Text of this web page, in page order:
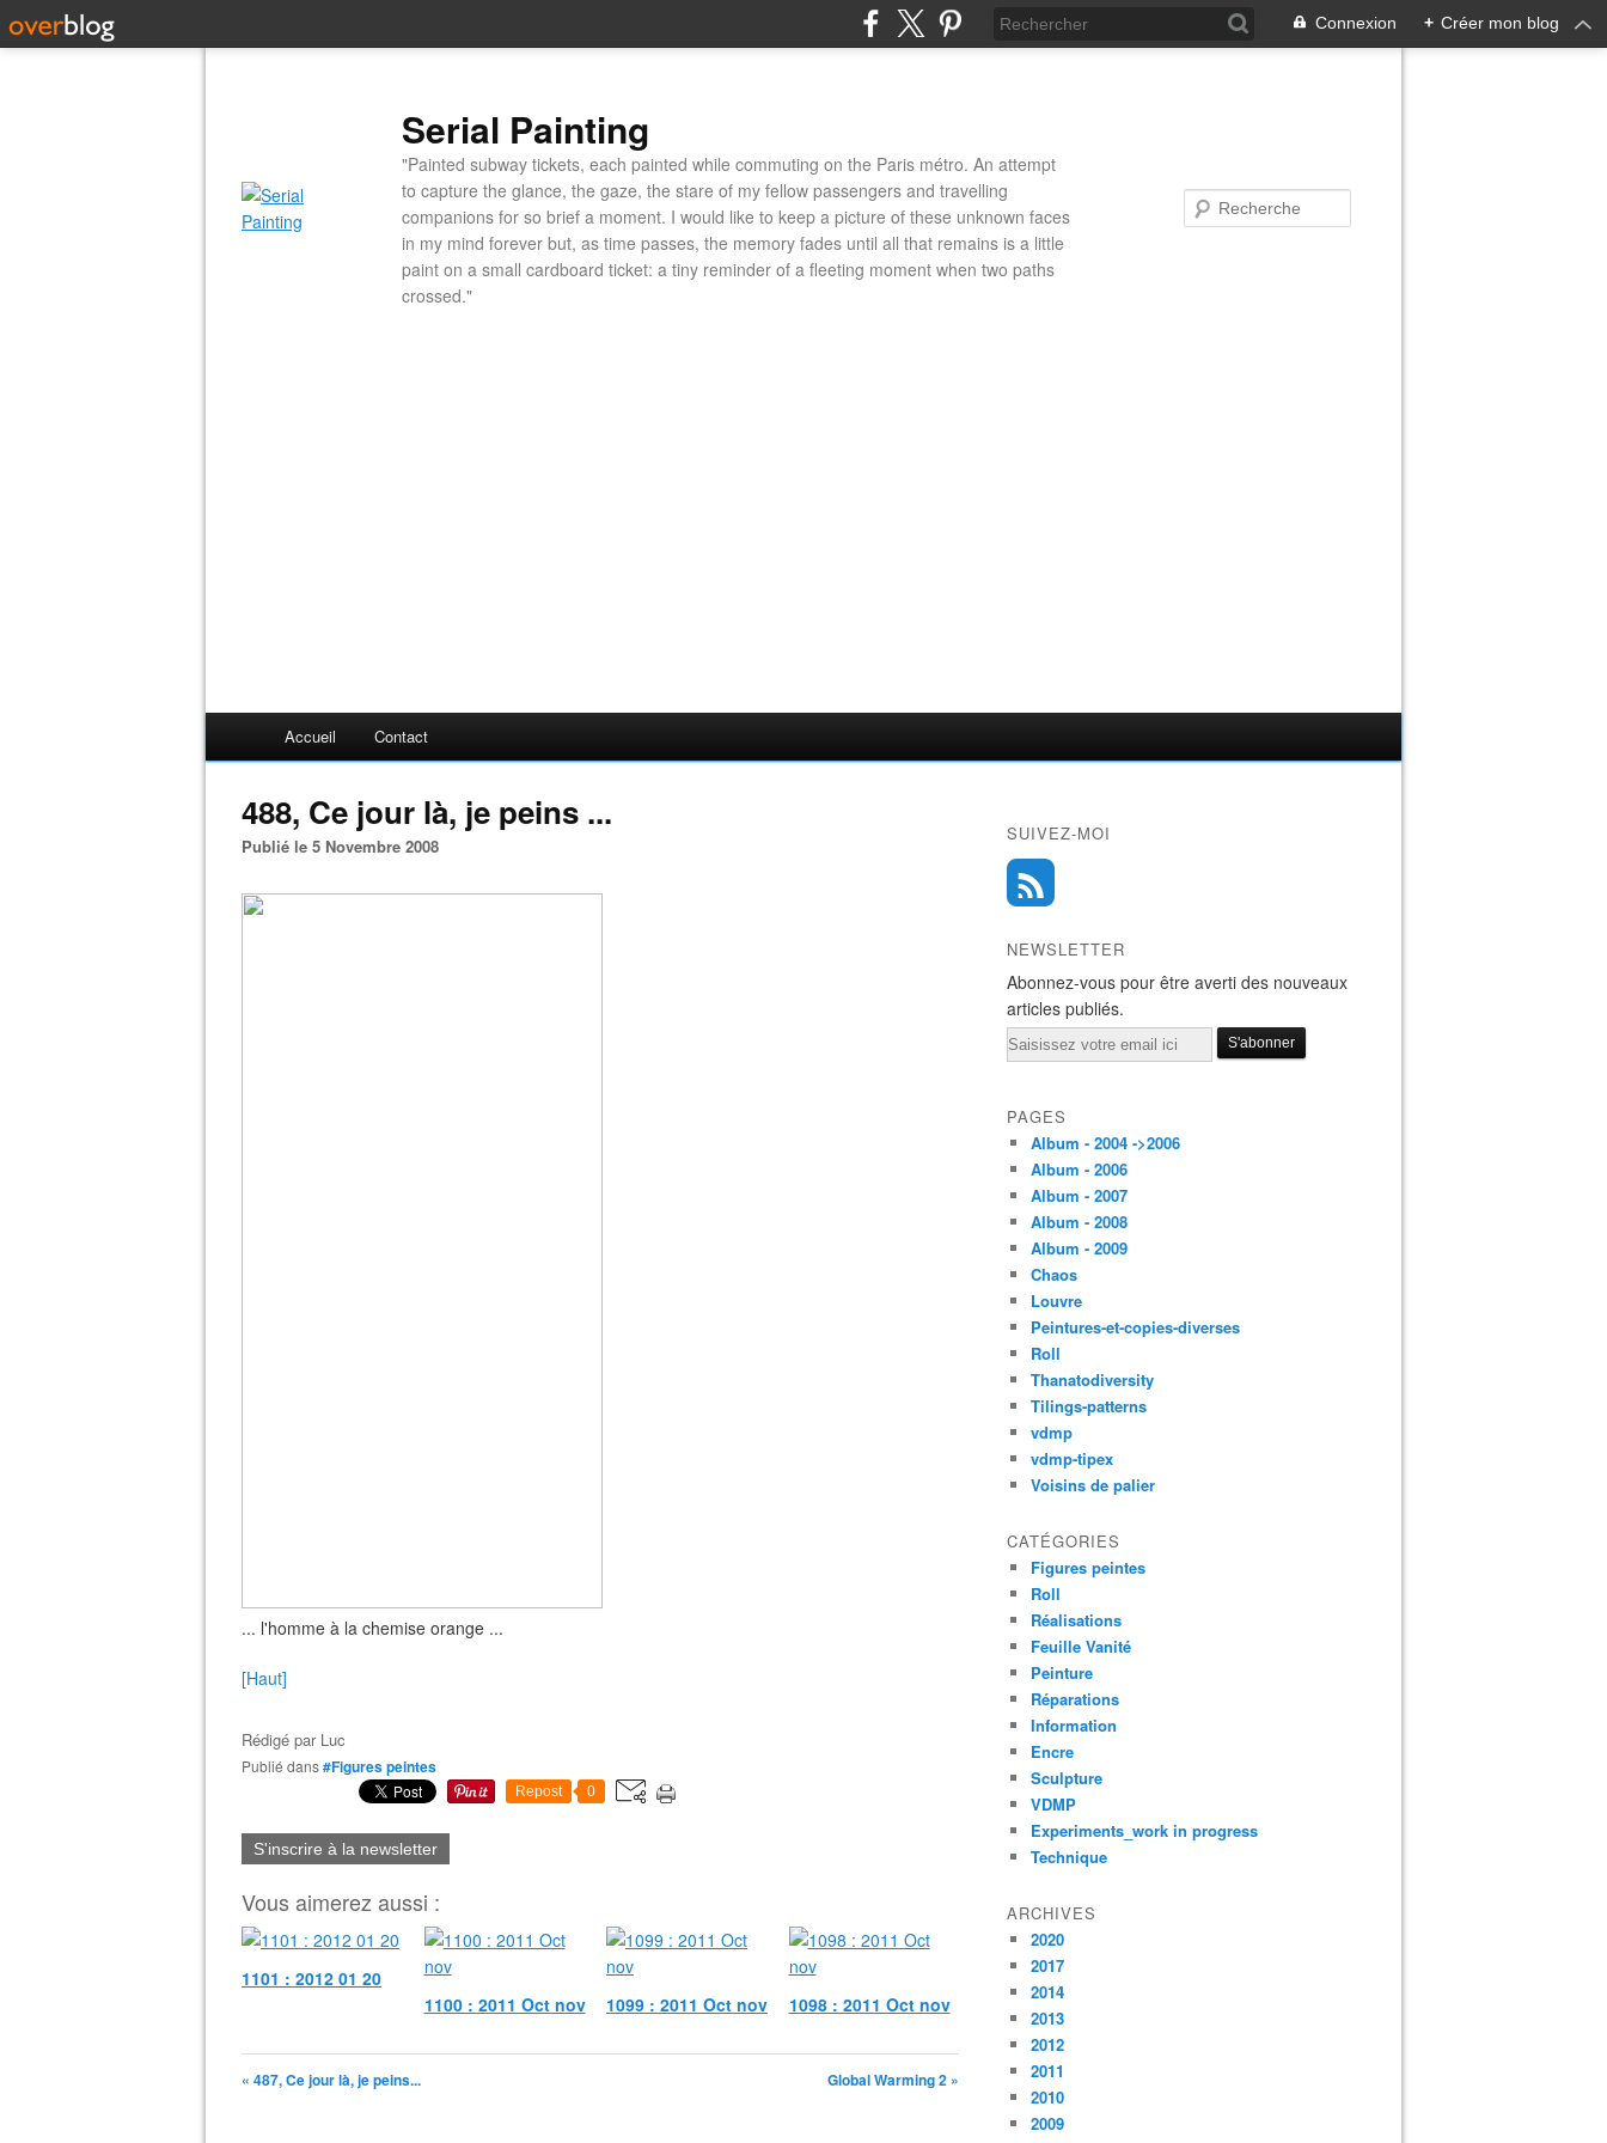
Connexion + Créer mon blog
Serial Painting
"Painted subway tickets, each painted while commuting on the Paris métro. An attempt
to capture the glance, the gaze, the stare of my fellow passengers and travelling
companions for so brief a moment. I would like to keep a picture of these unknown faces
in my mind forever but, as time passes, the memory fades until all that remains is a little
paint on a small cardboard ticket: a tiny reminder of a fleeting moment when two paths
crossed."
Accueil Contact
488, Ce jour là, je peins ...
Publié le 5 Novembre 2008
... l'homme à la chemise orange ...
[Haut]
Rédigé par Luc
Publié dans#Figures peintes
Repost 0
S'inscrire à la newsletter
Vous aimerez aussi :
1101 : 2012 01 20
1100 : 2011 Oct nov
1099 : 2011 Oct nov 1098 : 2011 Oct nov
« 487, Ce jour là, je peins... Global Warming 2 »
SUIVEZ-MOI
NEWSLETTER
Abonnez-vous pour être averti des nouveaux
articles publiés.
Email
PAGES
Album - 2004 ->2006
Album - 2006
Album - 2007
Album - 2008
Album - 2009
Chaos
Louvre
Peintures-et-copies-diverses
Roll
Thanatodiversity
Tilings-patterns
vdmp
vdmp-tipex
Voisins de palier
CATÉGORIES
Figures peintes
Roll
Réalisations
Feuille Vanité
Peinture
Réparations
Information
Encre
Sculpture
VDMP
Experiments_work in progress
Technique
ARCHIVES
2020
2017
2014
2013
2012
2011
2010
2009